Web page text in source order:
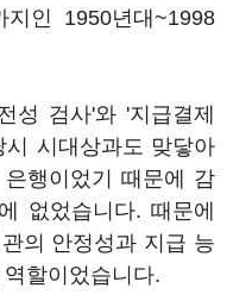
지인 1950년대~1998
성 검사'와 '지급결제
시대상과도 맞닿아
행이었기 때문에 감
없었습니다. 때문에
의 안정성과 지급 능
할이었습니다.